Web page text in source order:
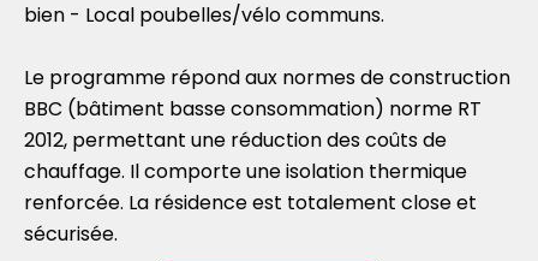
bien - Local poubelles/vélo communs.
Le programme répond aux normes de construction
BBC (bâtiment basse consommation) norme RT
2012, permettant une réduction des coûts de
chauffage. Il comporte une isolation thermique
renforcée. La résidence est totalement close et
sécurisée.